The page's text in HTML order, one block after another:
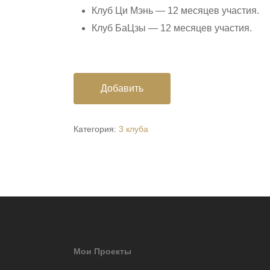
Клуб Ци Мэнь — 12 месяцев участия.
Клуб БаЦзы — 12 месяцев участия.
Добавить
Категория: 3 клуба
Мои Проекты